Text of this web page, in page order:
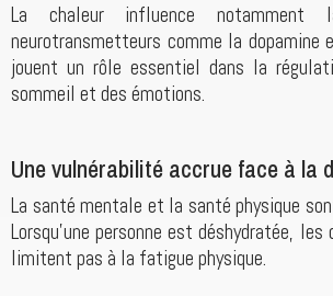
La chaleur influence notamment
neurotransmetteurs comme la dopamine
jouent un rôle essentiel dans la
sommeil et des émotions.
Une vulnérabilité accrue face à la
La santé mentale et la santé physique
Lorsqu'une personne est déshydratée, les
limitent pas à la fatigue physique.